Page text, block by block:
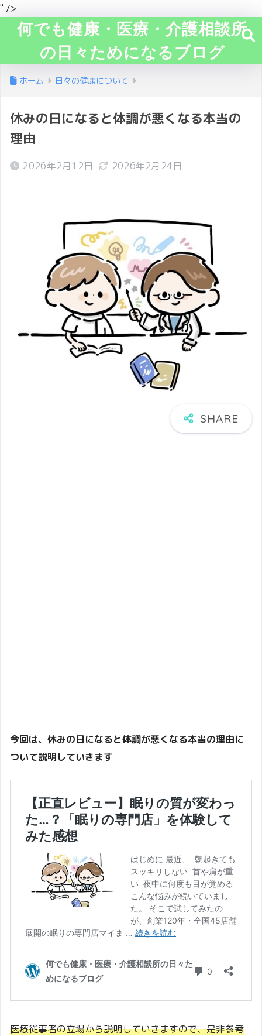
" />
何でも健康・医療・介護相談所
の日々ためになるブログ
ホーム 日々の健康について
休みの日になると体調が悪くなる本当の
理由
2026年2月12日 2026年2月24日
今回は、休みの日になると体調が悪くなる本当の理由に
ついて説明していきます
医療従事者の立場から説明していきますので、是非参考